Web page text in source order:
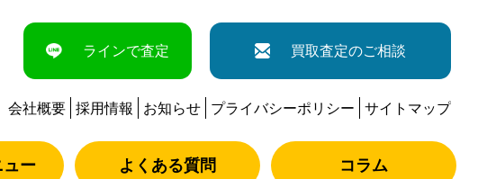
ラインで査定 買取査定のご相談
会社概要 採用情報 お知らせ プライバシーポリシー サイトマップ
ュー よくある質問 コラム